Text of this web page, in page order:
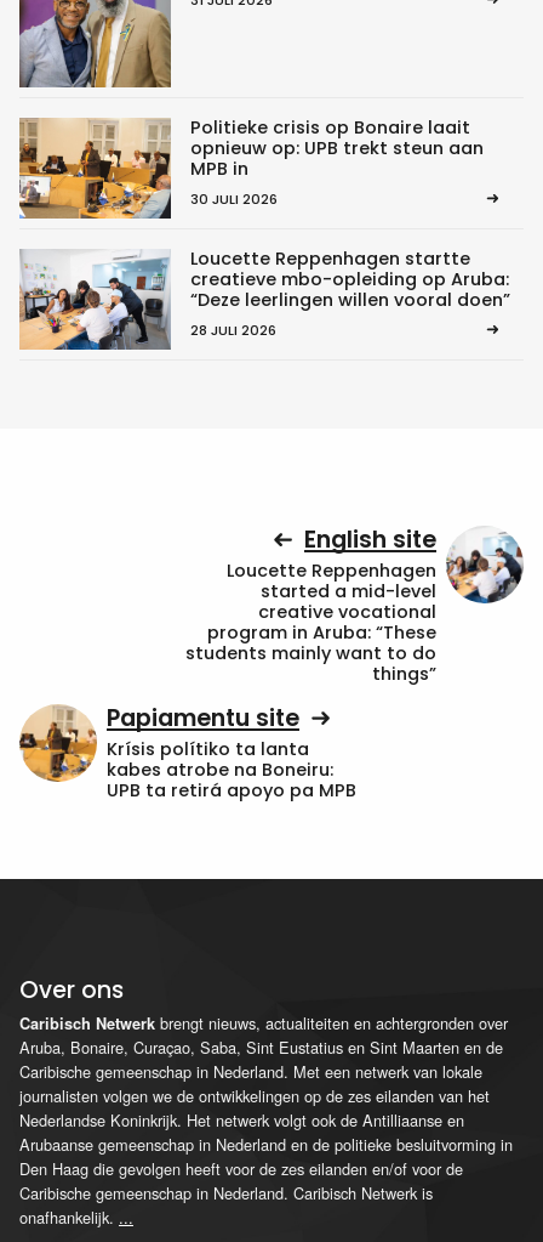
Politieke crisis op Bonaire laait
opnieuw op: UPB trekt steun aan
MPB in
30 JULI 2026
Loucette Reppenhagen startte
creatieve mbo-opleiding op Aruba:
“Deze leerlingen willen vooral doen”
28 JULI 2026
English site
Loucette Reppenhagen
started a mid-level
creative vocational
program in Aruba: “These
students mainly want to do
things”
Papiamentu site
Krísis polítiko ta lanta
kabes atrobe na Boneiru:
UPB ta retirá apoyo pa MPB
Over ons
Caribisch Netwerk brengt nieuws, actualiteiten en achtergronden over
Aruba, Bonaire, Curaçao, Saba, Sint Eustatius en Sint Maarten en de
Caribische gemeenschap in Nederland. Met een netwerk van lokale
journalisten volgen we de ontwikkelingen op de zes eilanden van het
Nederlandse Koninkrijk. Het netwerk volgt ook de Antilliaanse en
Arubaanse gemeenschap in Nederland en de politieke besluitvorming in
Den Haag die gevolgen heeft voor de zes eilanden en/of voor de
Caribische gemeenschap in Nederland. Caribisch Netwerk is
onafhankelijk. ...